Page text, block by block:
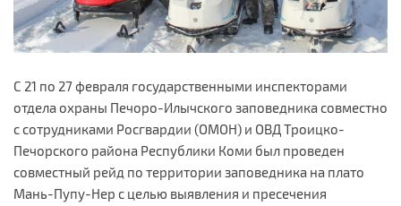
С 21 по 27 февраля государственными инспекторами
отдела охраны Печоро-Илычского заповедника совместно
с сотрудниками Росгвардии (ОМОН) и ОВД Троицко-
Печорского района Республики Коми был проведен
совместный рейд по территории заповедника на плато
Мань-Пупу-Нер с целью выявления и пресечения